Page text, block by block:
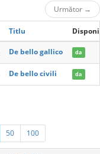
Următor →
Titlu
De bello gallico da
De bello civili da
50 100